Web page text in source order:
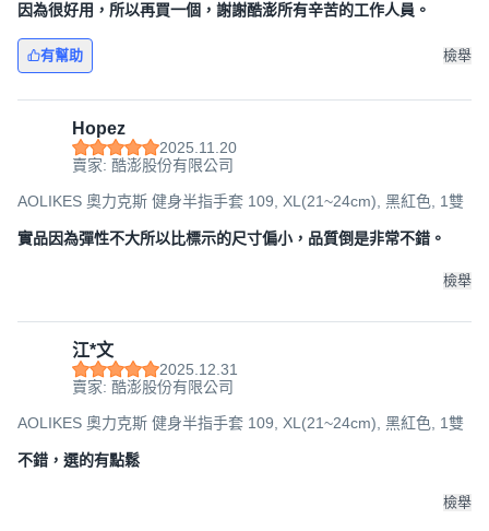
因為很好用，所以再買一個，謝謝酷澎所有辛苦的工作人員。
有幫助 檢舉
Hopez
2025.11.20
賣家: 酷澎股份有限公司
AOLIKES 奧力克斯 健身半指手套 109, XL(21~24cm), 黑紅色, 1雙
實品因為彈性不大所以比標示的尺寸偏小，品質倒是非常不錯。
檢舉
江*文
2025.12.31
賣家: 酷澎股份有限公司
AOLIKES 奧力克斯 健身半指手套 109, XL(21~24cm), 黑紅色, 1雙
不錯，選的有點鬆
檢舉